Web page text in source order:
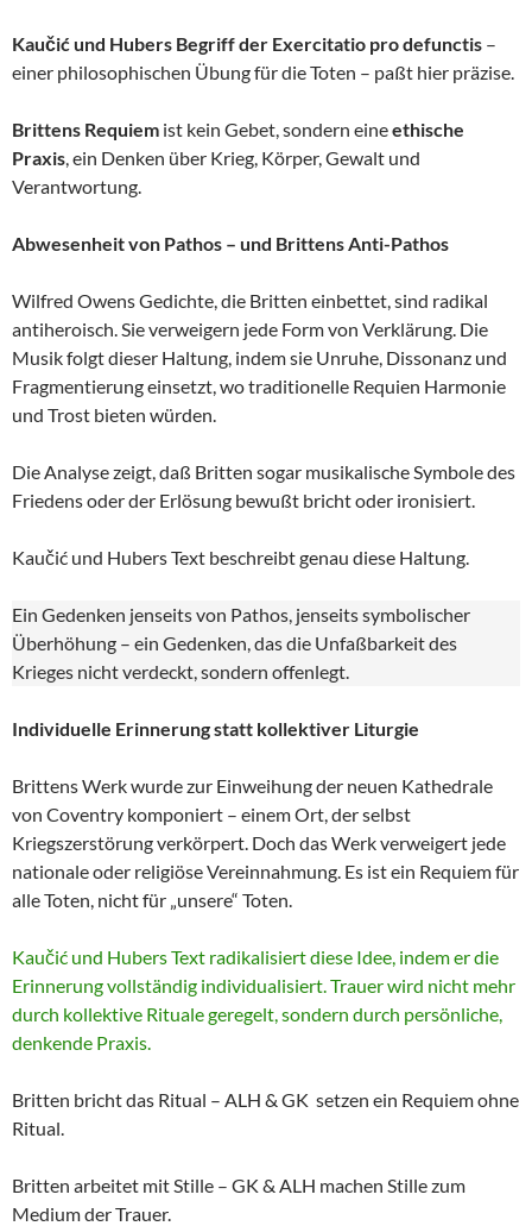
Kaučić und Hubers Begriff der Exercitatio pro defunctis –
einer philosophischen Übung für die Toten – paßt hier präzise.
Brittens Requiem ist kein Gebet, sondern eineethische
Praxis, ein Denken über Krieg, Körper, Gewalt und
Verantwortung.
Abwesenheit von Pathos – und Brittens Anti-Pathos
Wilfred Owens Gedichte, die Britten einbettet, sind radikal
antiheroisch. Sie verweigern jede Form von Verklärung. Die
Musik folgt dieser Haltung, indem sie Unruhe, Dissonanz und
Fragmentierung einsetzt, wo traditionelle Requien Harmonie
und Trost bieten würden.
Die Analyse zeigt, daß Britten sogar musikalische Symbole des
Friedens oder der Erlösung bewußt bricht oder ironisiert.
Kaučić und Hubers Text beschreibt genau diese Haltung.
Ein Gedenken jenseits von Pathos, jenseits symbolischer
Überhöhung – ein Gedenken, das die Unfaßbarkeit des
Krieges nicht verdeckt, sondern offenlegt.
Individuelle Erinnerung statt kollektiver Liturgie
Brittens Werk wurde zur Einweihung der neuen Kathedrale
von Coventry komponiert – einem Ort, der selbst
Kriegszerstörung verkörpert. Doch das Werk verweigert jede
nationale oder religiöse Vereinnahmung. Es ist ein Requiem für
alle Toten, nicht für „unsere“ Toten.
Kaučić und Hubers Text radikalisiert diese Idee, indem er die
Erinnerung vollständig individualisiert. Trauer wird nicht mehr
durch kollektive Rituale geregelt, sondern durch persönliche,
denkende Praxis.
Britten bricht das Ritual – ALH & GK setzen ein Requiem ohne
Ritual.
Britten arbeitet mit Stille – GK & ALH machen Stille zum
Medium der Trauer.